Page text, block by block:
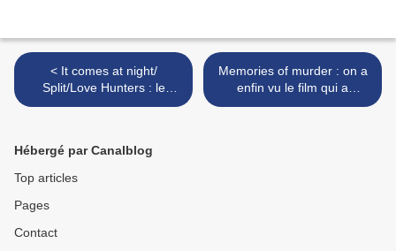
< It comes at night/
Split/Love Hunters : le
nouveau souffle du cinéma
Memories of murder : on a
enfin vu le film qui a
révolutionné le polar!! >
Hébergé par Canalblog
Top articles
Pages
Contact